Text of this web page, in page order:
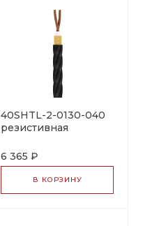
40SHTL-2-0130-040
резистивная
секция
6 365 ₽
В КОРЗИНУ